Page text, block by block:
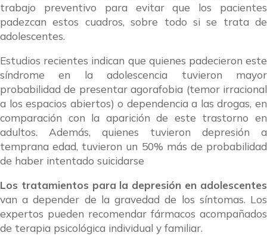
trabajo preventivo para evitar que los pacientes
padezcan estos cuadros, sobre todo si se trata de
adolescentes.
Estudios recientes indican que quienes padecieron este
síndrome en la adolescencia tuvieron mayor
probabilidad de presentar agorafobia (temor irracional
a los espacios abiertos) o dependencia a las drogas, en
comparación con la aparición de este trastorno en
adultos. Además, quienes tuvieron depresión a
temprana edad, tuvieron un 50% más de probabilidad
de haber intentado suicidarse
Los tratamientos para la depresión en adolescentes
van a depender de la gravedad de los síntomas. Los
expertos pueden recomendar fármacos acompañados
de terapia psicológica individual y familiar.